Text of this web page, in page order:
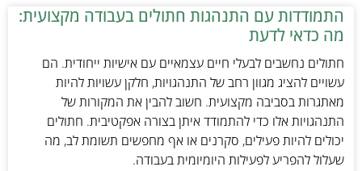
התמודדות עם התנהגות חתולים בעבודה מקצועית:
מה כדאי לדעת
חתולים נחשבים לבעלי חיים עצמאיים עם אישיות ייחודית. הם
עשויים להציג מגוון רחב של התנהגויות, חלקן עשויות להיות
מאתגרות בסביבה מקצועית. חשוב להבין את המקורות של
התנהגויות אלו כדי להתמודד איתן בצורה אפקטיבית. חתולים
יכולים להיות פעילים, סקרנים או אף מחפשים תשומת לב, מה
שעלול להפריע לפעילות היומיומית בעבודה.